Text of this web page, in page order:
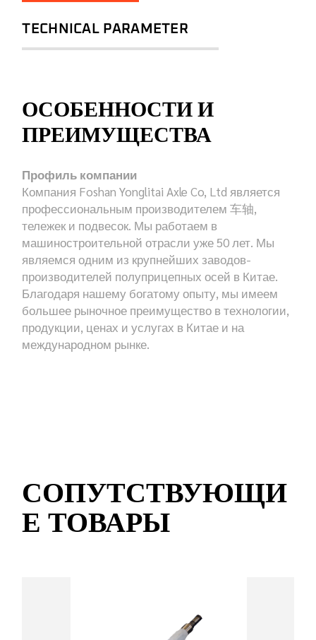
TECHNICAL PARAMETER
ОСОБЕННОСТИ И
ПРЕИМУЩЕСТВА
Профиль компании
Компания Foshan Yonglitai Axle Co, Ltd является
профессиональным производителем 车轴,
тележек и подвесок. Мы работаем в
машиностроительной отрасли уже 50 лет. Мы
являемся одним из крупнейших заводов-
производителей полуприцепных осей в Китае.
Благодаря нашему богатому опыту, мы имеем
большее рыночное преимущество в технологии,
продукции, ценах и услугах в Китае и на
международном рынке.
СОПУТСТВУЮЩИ
Е ТОВАРЫ